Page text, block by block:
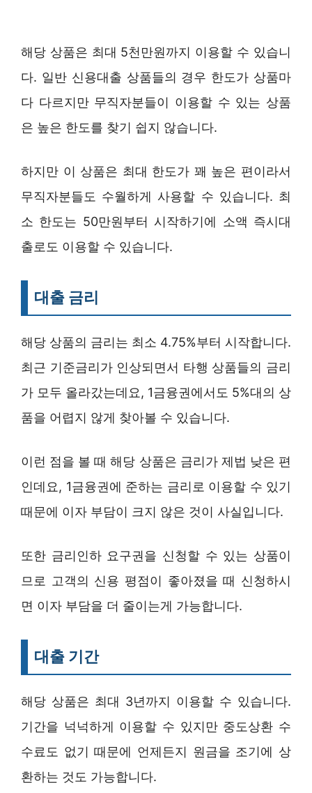
해당 상품은 최대 5천만원까지 이용할 수 있습니
다. 일반 신용대출 상품들의 경우 한도가 상품마
다 다르지만 무직자분들이 이용할 수 있는 상품
은 높은 한도를 찾기 쉽지 않습니다.
하지만 이 상품은 최대 한도가 꽤 높은 편이라서
무직자분들도 수월하게 사용할 수 있습니다. 최
소 한도는 50만원부터 시작하기에 소액 즉시대
출로도 이용할 수 있습니다.
대출 금리
해당 상품의 금리는 최소 4.75%부터 시작합니다.
최근 기준금리가 인상되면서 타행 상품들의 금리
가 모두 올라갔는데요, 1금융권에서도 5%대의 상
품을 어렵지 않게 찾아볼 수 있습니다.
이런 점을 볼 때 해당 상품은 금리가 제법 낮은 편
인데요, 1금융권에 준하는 금리로 이용할 수 있기
때문에 이자 부담이 크지 않은 것이 사실입니다.
또한 금리인하 요구권을 신청할 수 있는 상품이
므로 고객의 신용 평점이 좋아졌을 때 신청하시
면 이자 부담을 더 줄이는게 가능합니다.
대출 기간
해당 상품은 최대 3년까지 이용할 수 있습니다.
기간을 넉넉하게 이용할 수 있지만 중도상환 수
수료도 없기 때문에 언제든지 원금을 조기에 상
환하는 것도 가능합니다.